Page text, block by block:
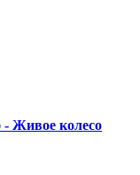
Живое колесо